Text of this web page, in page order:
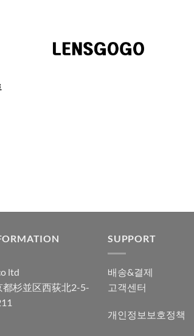
ltd
都杉並区西荻北2-5-
SUPPORT
배송&결제
고객센터
개인정보보호정책